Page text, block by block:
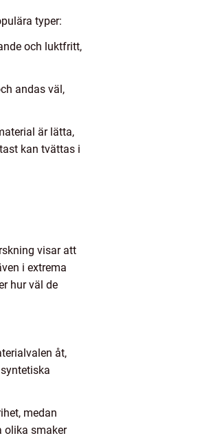
typer:
och luktfritt,
andas väl,
är lätta,
kan tvättas i
visar att
i extrema
hur väl de
åt,
medan
olika smaker